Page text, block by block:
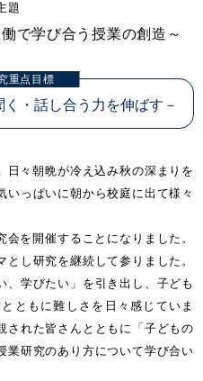
題
働で学び合う授業の創造～
重点目標
く・話し合う力を伸ばす－
日々朝晩が冷え込み秋の深まりを
っぱいに朝から校庭に出て様々
を開催することになりました。
とし研究を継続して参りました。
、学びたい」を引き出し、子ども
ともに難しさを日々感じていま
された皆さんとともに「子どもの
業研究のあり方について学び合い